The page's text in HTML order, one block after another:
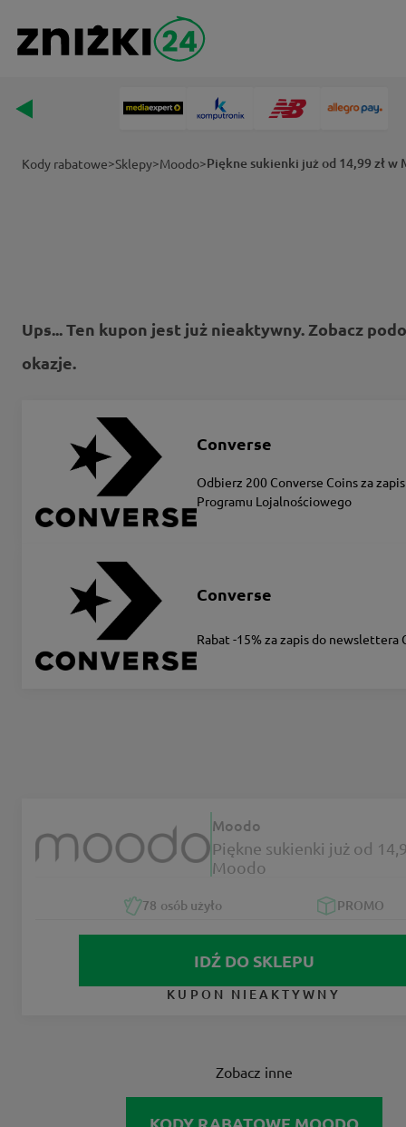
Kody rabatowe>Sklepy>Moodo>Piękne sukienki już od 14,99 zł w
Ups... Ten kupon jest już nieaktywny. Zobacz
okazje.
Converse
Odbierz 200 Converse Coins za
Programu Lojalnościowego
Converse
Rabat -15% za zapis do newslettera
Moodo
Piękne sukienki już od
Moodo
78 osób użyło PROMO
IDŹ DO SKLEPU
KUPON NIEAKTYWNY
Zobacz inne
KODY RABATOWE MOODO